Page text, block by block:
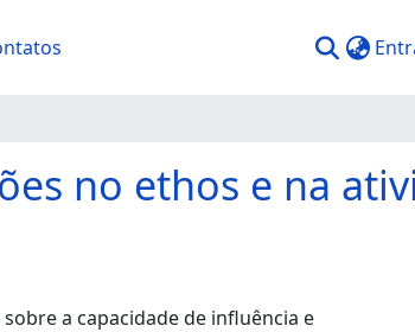
no ethos e na
a capacidade de influência e